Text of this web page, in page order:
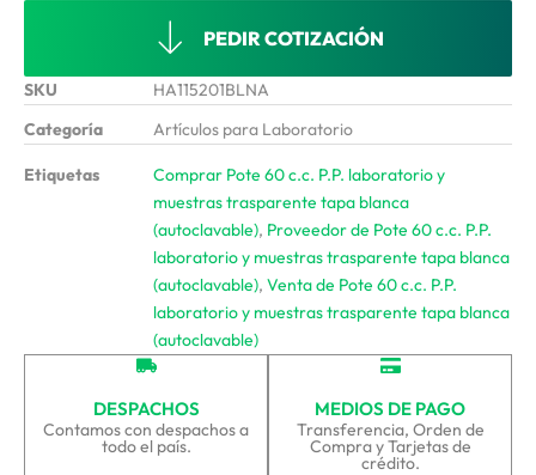
PEDIR COTIZACIÓN
SKU
HA115201BLNA
Categoría
Artículos para Laboratorio
Etiquetas
Comprar Pote 60 c.c. P.P. laboratorio y
muestras trasparente tapa blanca
(autoclavable), Proveedor de Pote 60 c.c. P.P.
laboratorio y muestras trasparente tapa blanca
(autoclavable), Venta de Pote 60 c.c. P.P.
laboratorio y muestras trasparente tapa blanca
(autoclavable)
DESPACHOS
Contamos con despachos a
todo el país.
MEDIOS DE PAGO
Transferencia, Orden de
Compra y Tarjetas de
crédito.